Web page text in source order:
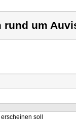
rund um
soll